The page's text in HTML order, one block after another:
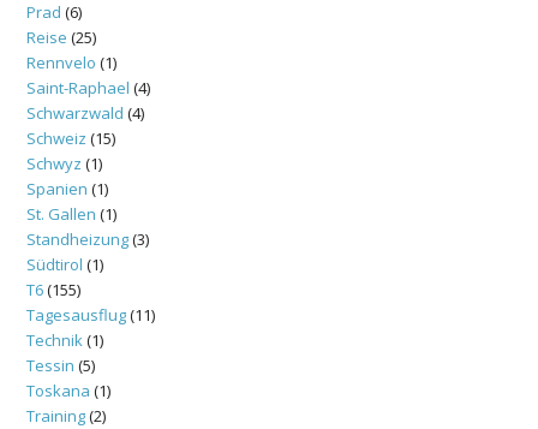
Prad (6)
Reise (25)
Rennvelo (1)
Saint-Raphael (4)
Schwarzwald (4)
Schweiz (15)
Schwyz (1)
Spanien (1)
St. Gallen (1)
Standheizung(3)
Südtirol (1)
T6(155)
Tagesausflug(11)
Technik(1)
Tessin (5)
Toskana (1)
Training(2)